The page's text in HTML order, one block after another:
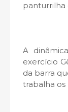
panturrilha
A
exercício
da barra
trabalha